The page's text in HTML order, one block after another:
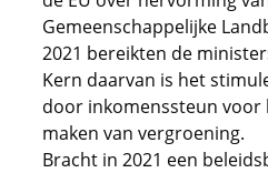
Gemeenschappelijke
2021 bereikten de
Kern daarvan is het
door inkomenssteun voor
maken van vergroening.
Bracht in 2021 een